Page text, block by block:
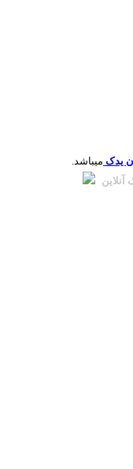
یدک میباشد.
آنلاین